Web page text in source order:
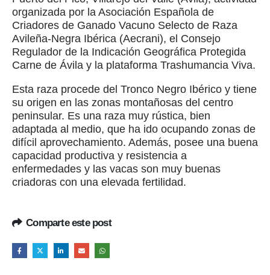
organizada por la Asociación Española de
Criadores de Ganado Vacuno Selecto de Raza
Avileña-Negra Ibérica (Aecrani), el Consejo
Regulador de la Indicación Geográfica Protegida
Carne de Ávila y la plataforma Trashumancia Viva.
Esta raza procede del Tronco Negro Ibérico y tiene
su origen en las zonas montañosas del centro
peninsular. Es una raza muy rústica, bien
adaptada al medio, que ha ido ocupando zonas de
difícil aprovechamiento. Además, posee una buena
capacidad productiva y resistencia a
enfermedades y las vacas son muy buenas
criadoras con una elevada fertilidad.
Comparte este post